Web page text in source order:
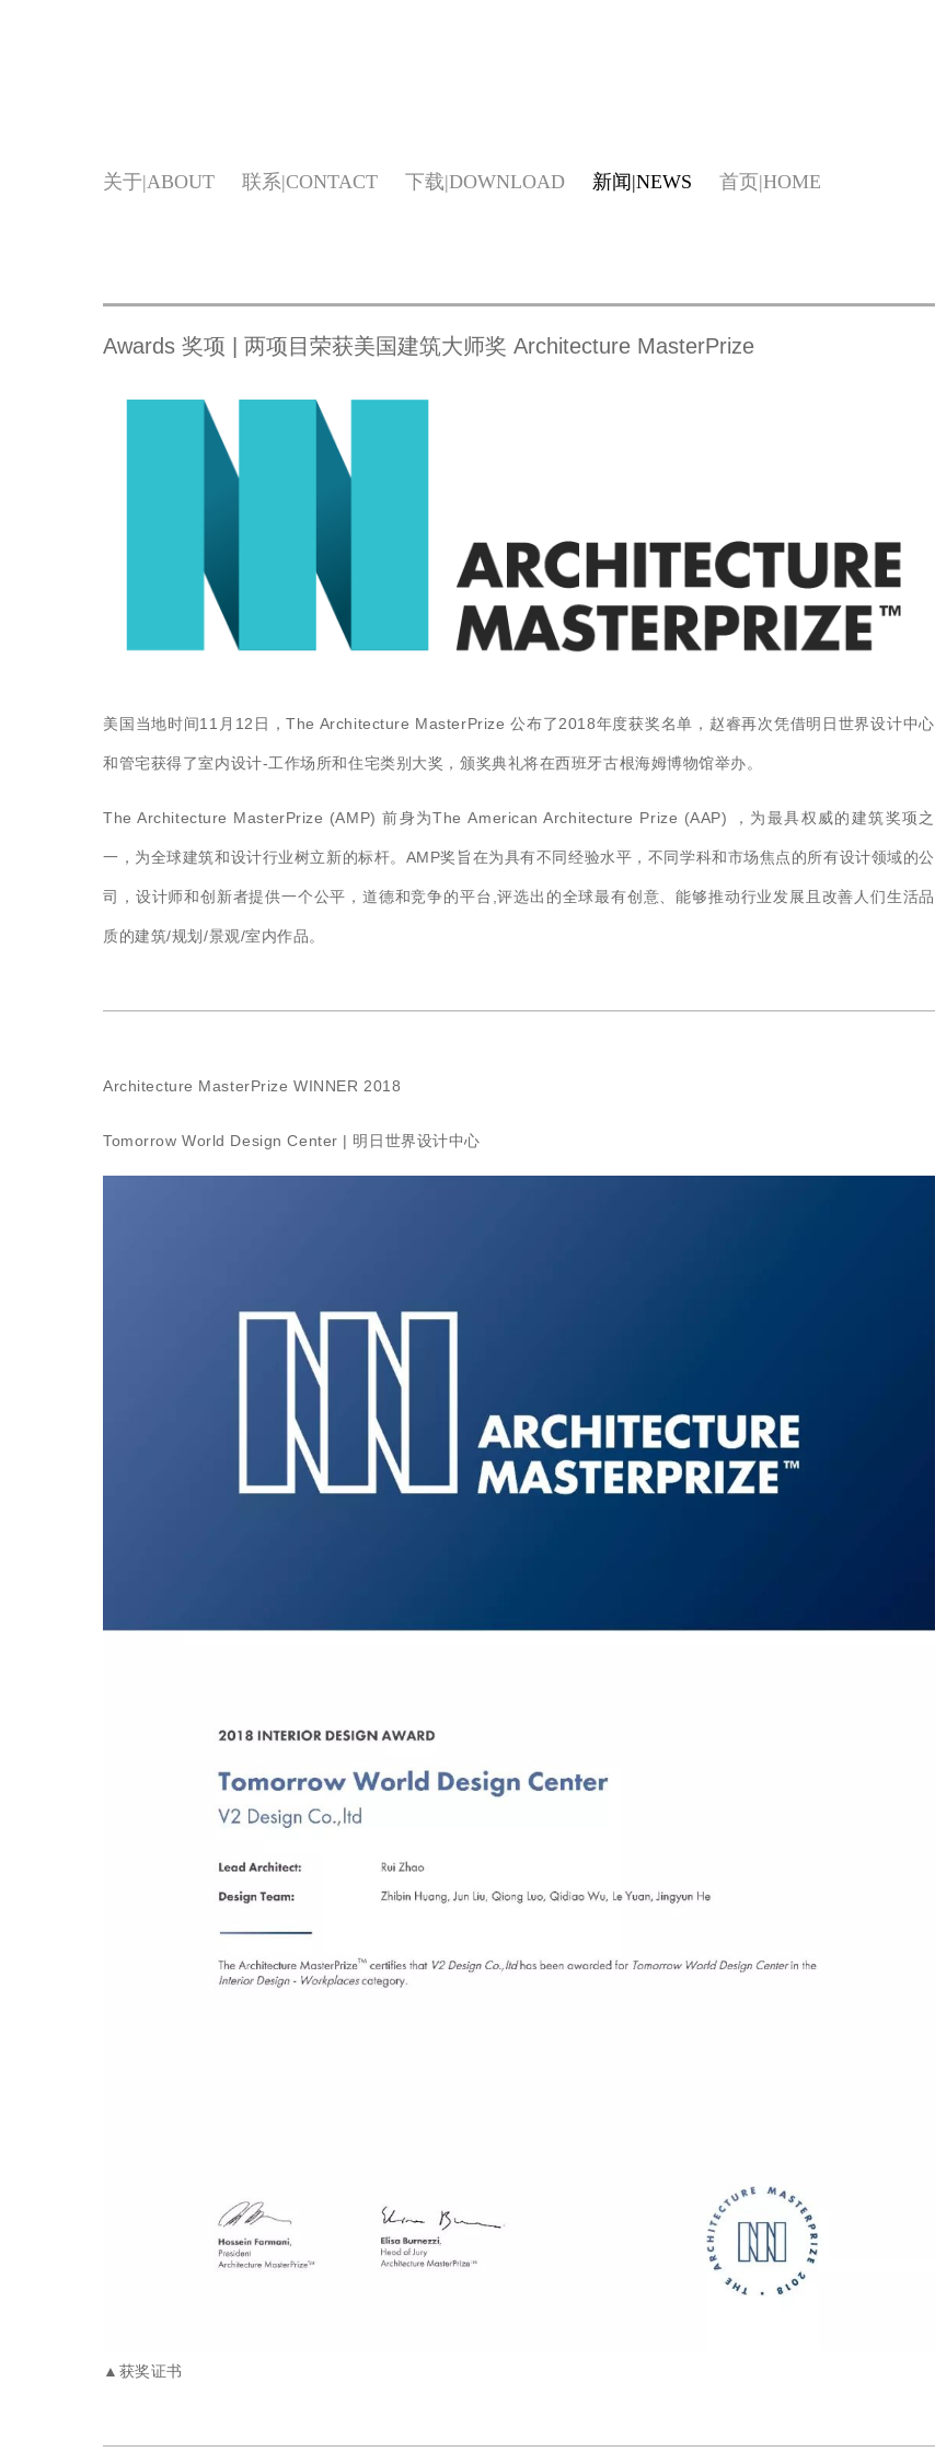
关于 ABOUT 联系 CONTACT 下载 DOWNLOAD 新闻 NEWS 首页 HOME
Awards 奖项 | 两项目荣获美国建筑大师奖 Architecture MasterPrize
美国当地时间11月12日，The Architecture MasterPrize 公布了2018年度获奖名单，赵睿再次凭借明日世界设计中心
和管宅获得了室内设计-工作场所和住宅类别大奖，颁奖典礼将在西班牙古根海姆博物馆举办。
The Architecture MasterPrize (AMP) 前身为The American Architecture Prize (AAP) ，为最具权威的建筑奖项之
一，为全球建筑和设计行业树立新的标杆。AMP奖旨在为具有不同经验水平，不同学科和市场焦点的所有设计领域的公
司，设计师和创新者提供一个公平，道德和竞争的平台,评选出的全球最有创意、能够推动行业发展且改善人们生活品
质的建筑/规划/景观/室内作品。
Architecture MasterPrize WINNER 2018
Tomorrow World Design Center | 明日世界设计中心
▲获奖证书